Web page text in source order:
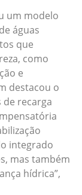
um modelo
águas
que
como
e
destacou o
recarga
integrado
mas também
hídrica”,